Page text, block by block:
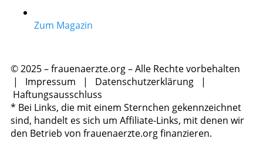
Zum Magazin
© 2025 – frauenaerzte.org – Alle Rechte vorbehalten
| Impressum | Datenschutzerklärung |
Haftungsausschluss
* Bei Links, die mit einem Sternchen gekennzeichnet
sind, handelt es sich um Affiliate-Links, mit denen wir
den Betrieb von frauenaerzte.org finanzieren.